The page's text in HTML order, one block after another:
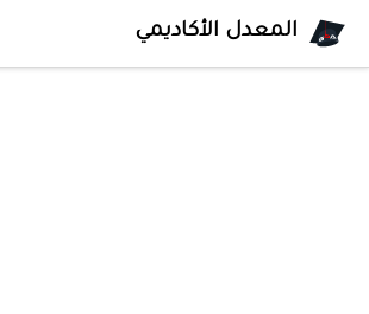
المعدل الأكاديمي